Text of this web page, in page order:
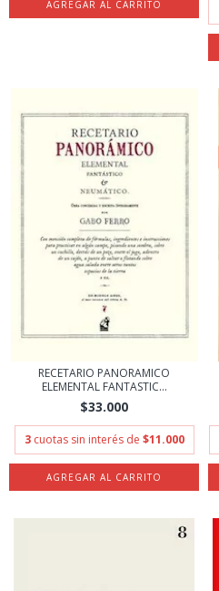
RECETARIO PANORAMICO
ELEMENTAL FANTASTIC...
$33.000
3 cuotas sin interés de $11.000